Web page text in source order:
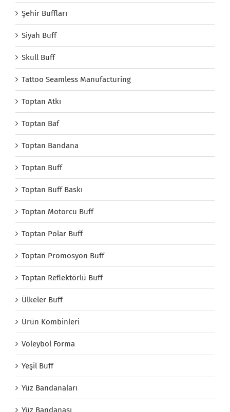
Şehir Buffları
Siyah Buff
Skull Buff
Tattoo Seamless Manufacturing
Toptan Atkı
Toptan Baf
Toptan Bandana
Toptan Buff
Toptan Buff Baskı
Toptan Motorcu Buff
Toptan Polar Buff
Toptan Promosyon Buff
Toptan Reflektörlü Buff
Ülkeler Buff
Ürün Kombinleri
Voleybol Forma
Yeşil Buff
Yüz Bandanaları